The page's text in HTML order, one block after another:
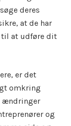
deres
at de har
til at udføre dit
er det
omkring
ændringer
og